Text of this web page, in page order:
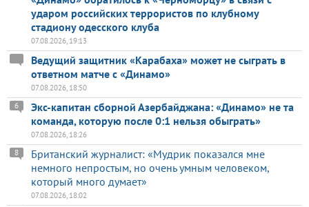
ударом российских террористов по клубному
стадиону одесского клуба
07.08.2026, 19:13
Ведущий защитник «Карабаха» может не сыграть в
ответном матче с «Динамо»
07.08.2026, 18:50
Экс-капитан сборной Азербайджана: «Динамо» не та
команда, которую после 0:1 нельзя обыграть»
6
07.08.2026, 18:26
Британский журналист: «Мудрик показался мне
немного непростым, но очень умным человеком,
который много думает»
8
07.08.2026, 18:02